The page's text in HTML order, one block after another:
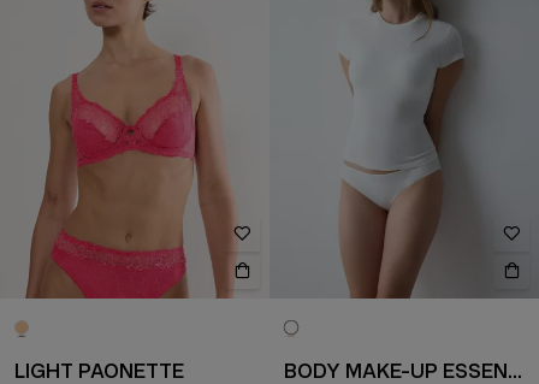
LIGHT PAONETTE
BODY MAKE-UP ESSENTIALS